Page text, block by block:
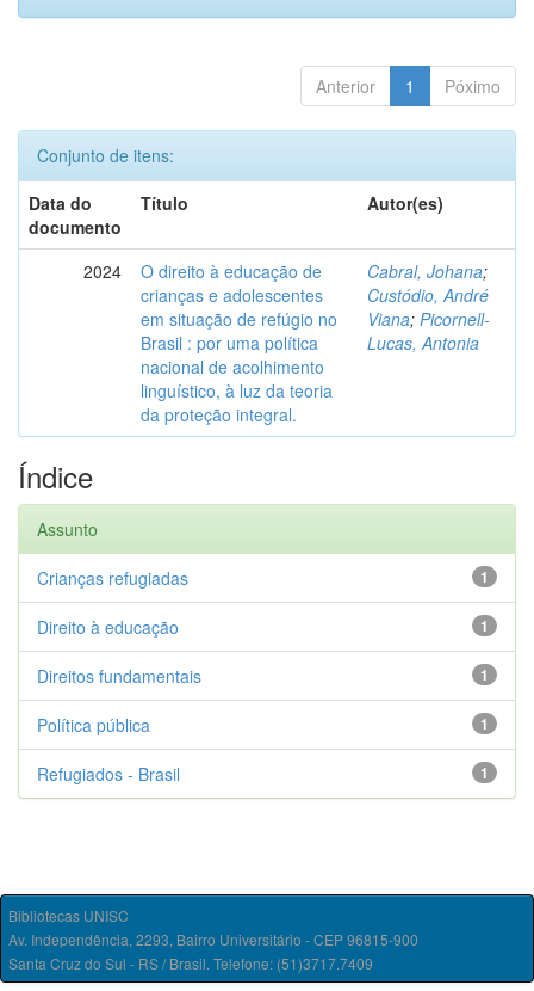
Anterior 1 Póximo
Conjunto de itens:
Data do
documento
Título Autor(es)
2024
O direito à educação de
crianças e adolescentes
em situação de refúgio no
Brasil : por uma política
nacional de acolhimento
linguístico, à luz da teoria
da proteção integral.
Cabral, Johana;
Custódio, André
Viana; Picornell-
Lucas, Antonia
Índice
Assunto
1
Crianças refugiadas
1
Direito à educação
1
Direitos fundamentais
1
Política pública
1
Refugiados - Brasil
Bibliotecas UNISC
Av. Independência, 2293, Bairro Universitário - CEP 96815-900
Santa Cruz do Sul - RS / Brasil. Telefone: (51)3717.7409